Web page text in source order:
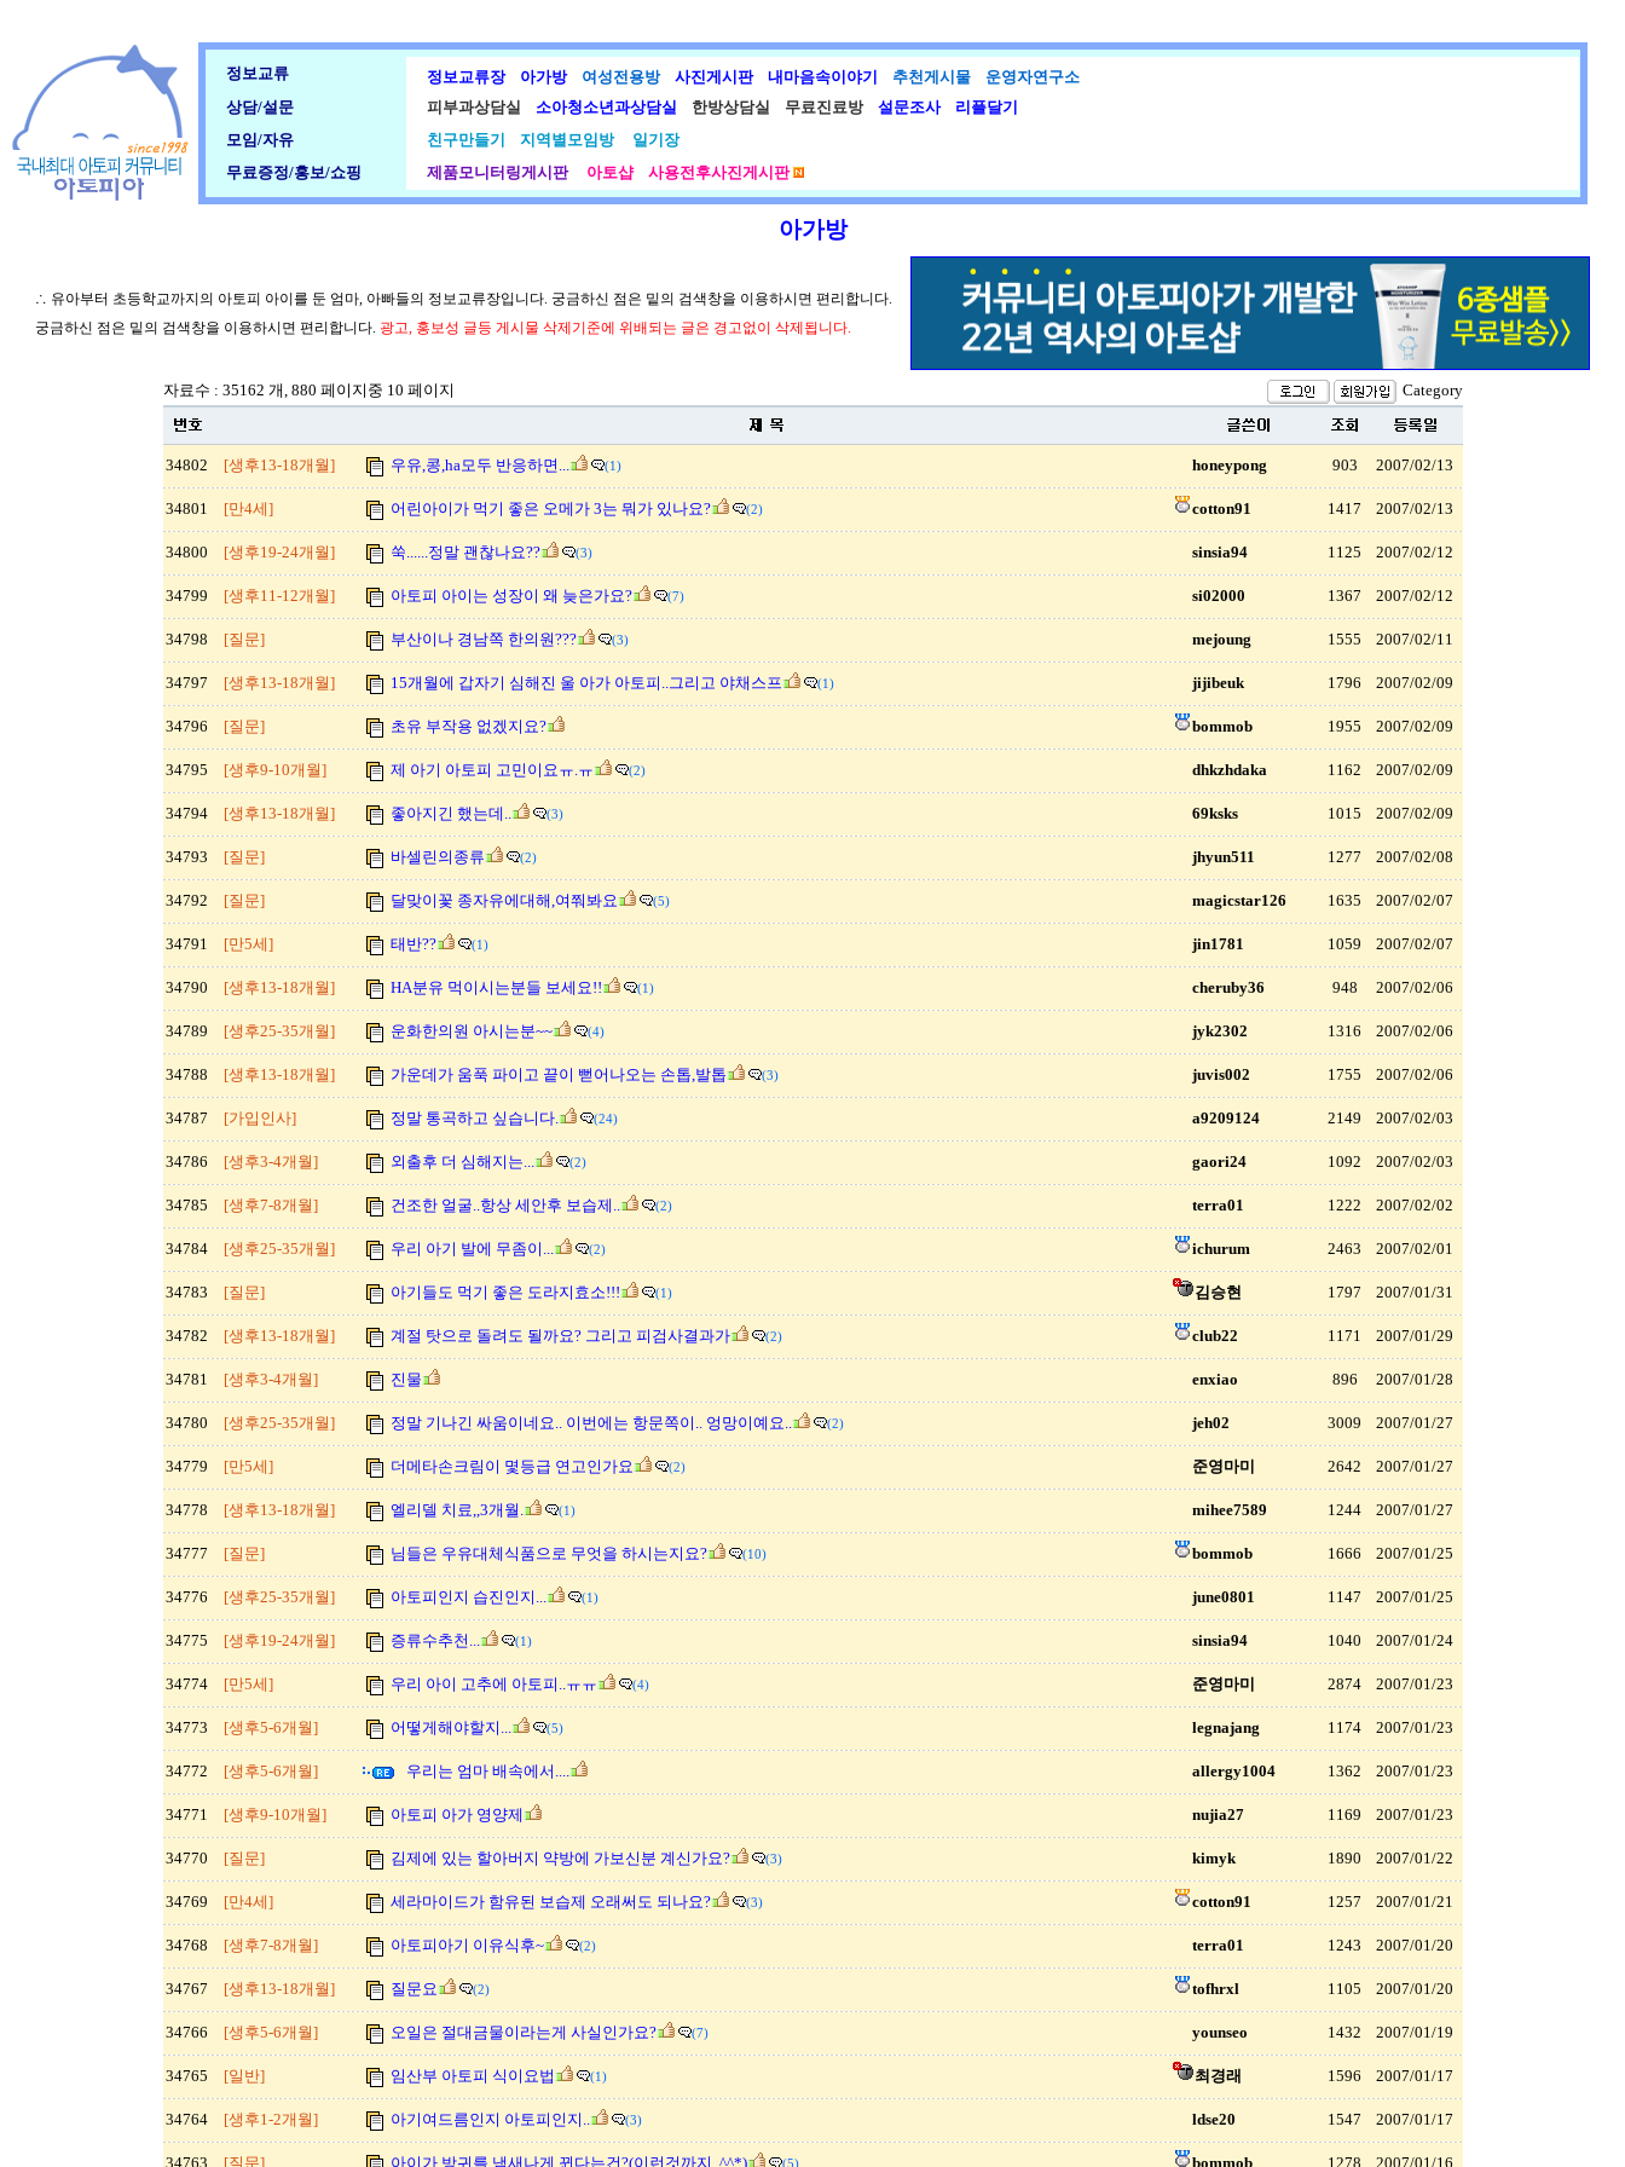
정보교류 정보교류장 아가방 여성전용방 사진게시판 내마음속이야기 추천게시물
운영자연구소
상담/설문
피부과상담실 소아청소년과상담실 한방상담실 무료진료방 설문조사
리플달기
모임/자유
친구만들기 지역별모임방
일기장
무료증정/홍보/쇼핑
제품모니터링게시판 아토샵 사용전후사진게시판
아가방
∴ 유아부터 초등학교까지의 아토피 아이를 둔 엄마, 아빠들의 정보교류장입니다. 궁금하신 점은 밑의 검색창을 이용하시면 편리합니다.
궁금하신 점은 밑의 검색창을 이용하시면 편리합니다. 광고, 홍보성 글등 게시물 삭제기준에 위배되는 글은 경고없이 삭제됩니다.
자료수 : 35162 개, 880 페이지중 10 페이지 Category
34802 [생후13-18개월] 우유,콩,ha모두 반응하면... (1) honeypong 903 2007/02/13
34801 [만4세] 어린아이가 먹기 좋은 오메가 3는 뭐가 있나요? (2) cotton91 1417 2007/02/13
34800 [생후19-24개월] 쑥......정말 괜찮나요?? (3) sinsia94 1125 2007/02/12
34799 [생후11-12개월] 아토피 아이는 성장이 왜 늦은가요? (7) si02000 1367 2007/02/12
34798 [질문] 부산이나 경남쪽 한의원??? (3) mejoung 1555 2007/02/11
34797 [생후13-18개월] 15개월에 갑자기 심해진 울 아가 아토피..그리고 야채스프 (1) jijibeuk 1796 2007/02/09
34796 [질문] 초유 부작용 없겠지요? bommob 1955 2007/02/09
34795 [생후9-10개월] 제 아기 아토피 고민이요ㅠ.ㅠ (2) dhkzhdaka 1162 2007/02/09
34794 [생후13-18개월] 좋아지긴 했는데.. (3) 69ksks 1015 2007/02/09
34793 [질문] 바셀린의종류 (2) jhyun511 1277 2007/02/08
34792 [질문] 달맞이꽃 종자유에대해,여쭤봐요 (5) magicstar126 1635 2007/02/07
34791 [만5세] 태반?? (1) jin1781 1059 2007/02/07
34790 [생후13-18개월] HA분유 먹이시는분들 보세요!! (1) cheruby36 948 2007/02/06
34789 [생후25-35개월] 운화한의원 아시는분~~ (4) jyk2302 1316 2007/02/06
34788 [생후13-18개월] 가운데가 움푹 파이고 끝이 뻗어나오는 손톱,발톱 (3) juvis002 1755 2007/02/06
34787 [가입인사] 정말 통곡하고 싶습니다. (24) a9209124 2149 2007/02/03
34786 [생후3-4개월] 외출후 더 심해지는... (2) gaori24 1092 2007/02/03
34785 [생후7-8개월] 건조한 얼굴..항상 세안후 보습제.. (2) terra01 1222 2007/02/02
34784 [생후25-35개월] 우리 아기 발에 무좀이... (2) ichurum 2463 2007/02/01
34783 [질문] 아기들도 먹기 좋은 도라지효소!!! (1) 김승현 1797 2007/01/31
34782 [생후13-18개월] 계절 탓으로 돌려도 될까요? 그리고 피검사결과가 (2) club22 1171 2007/01/29
34781 [생후3-4개월] 진물 enxiao 896 2007/01/28
34780 [생후25-35개월] 정말 기나긴 싸움이네요.. 이번에는 항문쪽이.. 엉망이예요.. (2) jeh02 3009 2007/01/27
34779 [만5세] 더메타손크림이 몇등급 연고인가요 (2) 준영마미 2642 2007/01/27
34778 [생후13-18개월] 엘리델 치료,,3개월. (1) mihee7589 1244 2007/01/27
34777 [질문] 님들은 우유대체식품으로 무엇을 하시는지요? (10) bommob 1666 2007/01/25
34776 [생후25-35개월] 아토피인지 습진인지... (1) june0801 1147 2007/01/25
34775 [생후19-24개월] 증류수추천... (1) sinsia94 1040 2007/01/24
34774 [만5세] 우리 아이 고추에 아토피..ㅠㅠ (4) 준영마미 2874 2007/01/23
34773 [생후5-6개월] 어떻게해야할지... (5) legnajang 1174 2007/01/23
34772 [생후5-6개월] 우리는 엄마 배속에서.... allergy1004 1362 2007/01/23
34771 [생후9-10개월] 아토피 아가 영양제 nujia27 1169 2007/01/23
34770 [질문] 김제에 있는 할아버지 약방에 가보신분 계신가요? (3) kimyk 1890 2007/01/22
34769 [만4세] 세라마이드가 함유된 보습제 오래써도 되나요? (3) cotton91 1257 2007/01/21
34768 [생후7-8개월] 아토피아기 이유식후~ (2) terra01 1243 2007/01/20
34767 [생후13-18개월] 질문요 (2) tofhrxl 1105 2007/01/20
34766 [생후5-6개월] 오일은 절대금물이라는게 사실인가요? (7) younseo 1432 2007/01/19
34765 [일반] 임산부 아토피 식이요법 (1) 최경래 1596 2007/01/17
34764 [생후1-2개월] 아기여드름인지 아토피인지.. (3) ldse20 1547 2007/01/17
34763 [질문] 아이가 방귀를 냄새나게 뀐다는건?(이런것까지..^^*) (5) bommob 1278 2007/01/16